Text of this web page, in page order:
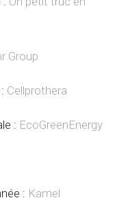
Group
Cellprothera
: EcoGreenEnergy
: Kamel